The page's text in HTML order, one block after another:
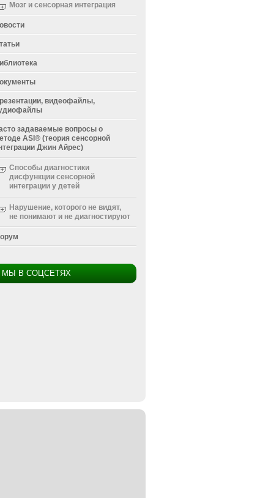
Мозг и сенсорная интеграция
видеофайлы,
задаваемые вопросы о
ASI® (теория сенсорной
Джин Айрес)
Способы диагностики
дисфункции сенсорной
интеграции у детей
Нарушение, которого не видят,
не понимают и не диагностируют
МЫ В СОЦСЕТЯХ